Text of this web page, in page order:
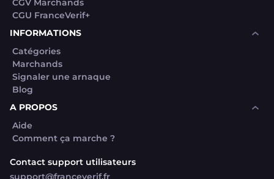
CGV Marchands
CGU FranceVerif+
INFORMATIONS
Catégories
Marchands
Signaler une arnaque
Blog
A PROPOS
Aide
Comment ça marche ?
Contact support utilisateurs
support@franceverif.fr